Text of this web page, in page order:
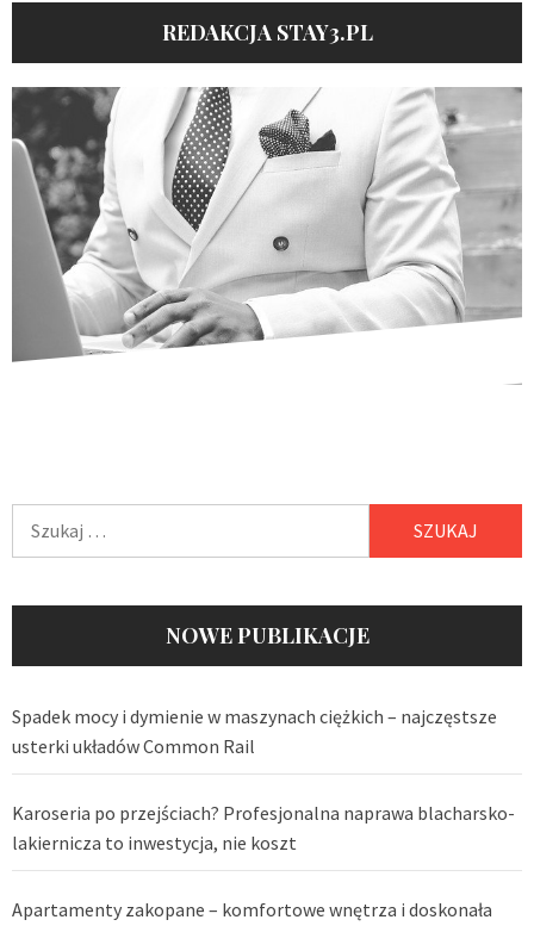
REDAKCJA STAY3.PL
Szukaj:
NOWE PUBLIKACJE
Spadek mocy i dymienie w maszynach ciężkich – najczęstsze
usterki układów Common Rail
Karoseria po przejściach? Profesjonalna naprawa blacharsko-
lakiernicza to inwestycja, nie koszt
Apartamenty zakopane – komfortowe wnętrza i doskonała